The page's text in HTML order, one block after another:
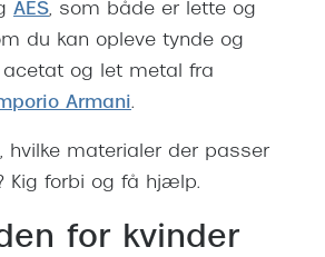
AES, som både er lette og
du kan opleve tynde og
acetat og let metal fra
Armani.
hvilke materialer der passer
Kig forbi og få hjælp.
for kvinder